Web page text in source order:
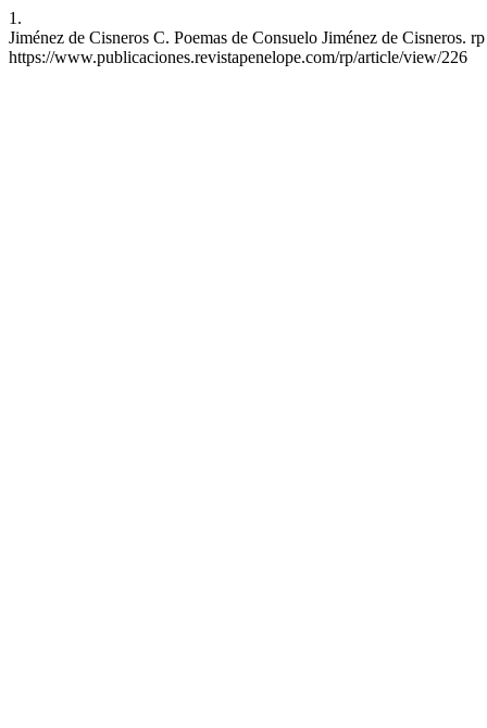
1.
Jiménez de Cisneros C. Poemas de Consuelo Jiménez de
https://www.publicaciones.revistapenelope.com/rp/article/view/226